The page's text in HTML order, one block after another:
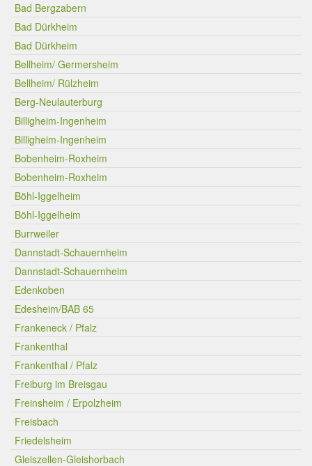
Bad Bergzabern
Bad Dürkheim
Bad Dürkheim
Bellheim/ Germersheim
Bellheim/ Rülzheim
Berg-Neulauterburg
Billigheim-Ingenheim
Billigheim-Ingenheim
Bobenheim-Roxheim
Bobenheim-Roxheim
Böhl-Iggelheim
Böhl-Iggelheim
Burrweiler
Dannstadt-Schauernheim
Dannstadt-Schauernheim
Edenkoben
Edesheim/BAB 65
Frankeneck / Pfalz
Frankenthal
Frankenthal / Pfalz
Freiburg im Breisgau
Freinsheim / Erpolzheim
Freisbach
Friedelsheim
Gleiszellen-Gleishorbach